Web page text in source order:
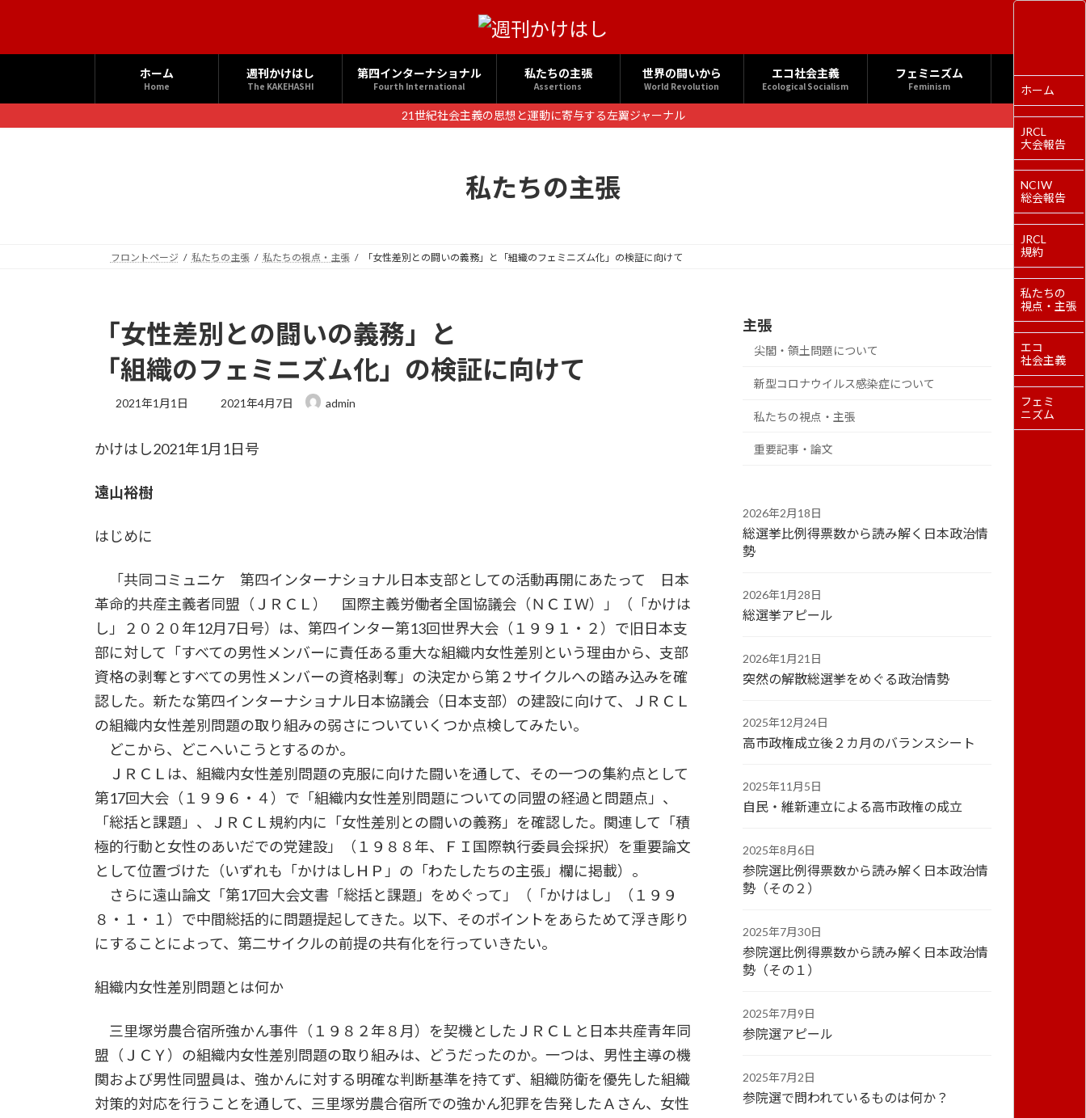
へ
ス
ョ
ン
ホーム
Home
週刊かけはし
The KAKEHASHI
第四インターナショナル
Fourth International
私たちの主張
Assertions
世界の闘いから
World Revolution
エコ社会主義
Ecological Socialism
フェミニズム
Feminism
21世紀社会主義の思想と運動に寄与する左翼ジャーナル
私たちの主張
フロントページ 私たちの主張 私たちの視点・主張 「女性差別との闘いの義務」と「組織のフェミニズム化」の検証に向けて
「女性差別との闘いの義務」と
「組織のフェミニズム化」の検証に向けて
2021年1月1日
最
新
2021年4月7日 admin
かけはし2021年1月1日号
遠山裕樹
はじめに
「共同コミュニケ 第四インターナショナル日本支部としての活動再開にあたって 日本
革命的共産主義者同盟（ＪＲＣＬ） 国際主義労働者全国協議会（ＮＣＩＷ）」（「かけは
し」２０２０年12月7日号）は、第四インター第13回世界大会（１９９１・２）で旧日本支
部に対して「すべての男性メンバーに責任ある重大な組織内女性差別という理由から、支部
資格の剥奪とすべての男性メンバーの資格剥奪」の決定から第２サイクルへの踏み込みを確
認した。新たな第四インターナショナル日本協議会（日本支部）の建設に向けて、ＪＲＣＬ
の組織内女性差別問題の取り組みの弱さについていくつか点検してみたい。
どこから、どこへいこうとするのか。
ＪＲＣＬは、組織内女性差別問題の克服に向けた闘いを通して、その一つの集約点として
第17回大会（１９９６・４）で「組織内女性差別問題についての同盟の経過と問題点」、
「総括と課題」、ＪＲＣＬ規約内に「女性差別との闘いの義務」を確認した。関連して「積
極的行動と女性のあいだでの党建設」（１９８８年、ＦＩ国際執行委員会採択）を重要論文
として位置づけた（いずれも「かけはしＨＰ」の「わたしたちの主張」欄に掲載）。
さらに遠山論文「第17回大会文書「総括と課題」をめぐって」（「かけはし」（１９９
８・１・１）で中間総括的に問題提起してきた。以下、そのポイントをあらためて浮き彫り
にすることによって、第二サイクルの前提の共有化を行っていきたい。
組織内女性差別問題とは何か
三里塚労農合宿所強かん事件（１９８２年８月）を契機としたＪＲＣＬと日本共産青年同
盟（ＪＣＹ）の組織内女性差別問題の取り組みは、どうだったのか。一つは、男性主導の機
関および男性同盟員は、強かんに対する明確な判断基準を持てず、組織防衛を優先した組織
対策的対応を行うことを通して、三里塚労農合宿所での強かん犯罪を告発したＡさん、女性
主張
尖閣・領土問題について
新型コロナウイルス感染症について
私たちの視点・主張
重要記事・論文
2026年2月18日
総選挙比例得票数から読み解く日本政治情
勢
2026年1月28日
総選挙アピール
2026年1月21日
突然の解散総選挙をめぐる政治情勢
2025年12月24日
高市政権成立後２カ月のバランスシート
2025年11月5日
自民・維新連立による高市政権の成立
2025年8月6日
参院選比例得票数から読み解く日本政治情
勢（その２）
2025年7月30日
参院選比例得票数から読み解く日本政治情
勢（その１）
2025年7月9日
参院選アピール
2025年7月2日
参院選で問われているものは何か？
ホーム
JRCL
大会報告
NCIW
総会報告
JRCL
規約
私たちの
視点・主張
エコ
社会主義
フェミ
ニズム